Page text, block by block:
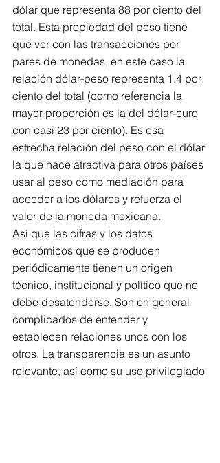
dólar que representa 88 por ciento del
total. Esta propiedad del peso tiene
que ver con las transacciones por
pares de monedas, en este caso la
relación dólar-peso representa 1.4 por
ciento del total (como referencia la
mayor proporción es la del dólar-euro
con casi 23 por ciento). Es esa
estrecha relación del peso con el dólar
la que hace atractiva para otros países
usar al peso como mediación para
acceder a los dólares y refuerza el
valor de la moneda mexicana.
Así que las cifras y los datos
económicos que se producen
periódicamente tienen un origen
técnico, institucional y político que no
debe desatenderse. Son en general
complicados de entender y
establecen relaciones unos con los
otros. La transparencia es un asunto
relevante, así como su uso privilegiado